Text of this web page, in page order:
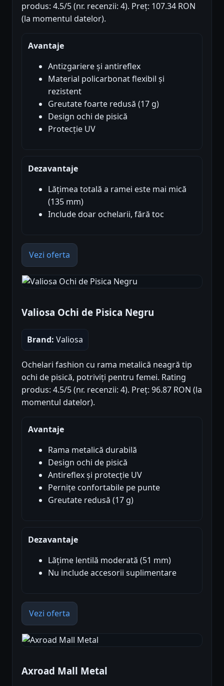
produs: 4.5/5 (nr. recenzii: 4). Preț: 107.34 RON
(la momentul datelor).
Avantaje
Antizgariere și antireflex
Material policarbonat flexibil și
rezistent
Greutate foarte redusă (17 g)
Design ochi de pisică
Protecție UV
Dezavantaje
Lățimea totală a ramei este mai mică
(135 mm)
Include doar ochelarii, fără toc
Vezi oferta
Valiosa Ochi de Pisica Negru
Brand: Valiosa
Ochelari fashion cu rama metalică neagră tip
ochi de pisică, potriviți pentru femei. Rating
produs: 4.5/5 (nr. recenzii: 4). Preț: 96.87 RON (la
momentul datelor).
Avantaje
Rama metalică durabilă
Design ochi de pisică
Antireflex și protecție UV
Pernițe confortabile pe punte
Greutate redusă (17 g)
Dezavantaje
Lățime lentilă moderată (51 mm)
Nu include accesorii suplimentare
Vezi oferta
Axroad Mall Metal